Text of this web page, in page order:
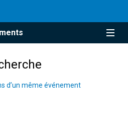
d’un même événement